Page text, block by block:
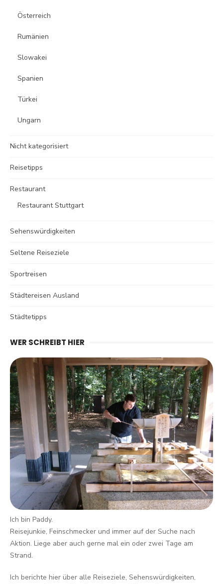
Österreich
Rumänien
Slowakei
Spanien
Türkei
Ungarn
Nicht kategorisiert
Reisetipps
Restaurant
Restaurant Stuttgart
Sehenswürdigkeiten
Seltene Reiseziele
Sportreisen
Städtereisen Ausland
Städtetipps
WER SCHREIBT HIER
Ich bin Paddy.
Reisejunkie, Feinschmecker und immer auf der Suche nach
Aktion. Liege aber auch gerne mal ein oder zwei Tage am
Strand.
Ich berichte hier über alle Reiseziele, Sehenswürdigkeiten,